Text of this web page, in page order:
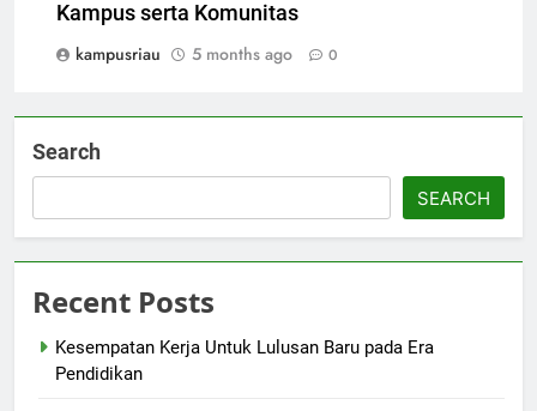
Kampus serta Komunitas
kampusriau
5 months ago 0
Search
SEARCH
Recent Posts
Kesempatan Kerja Untuk Lulusan Baru pada Era
Pendidikan